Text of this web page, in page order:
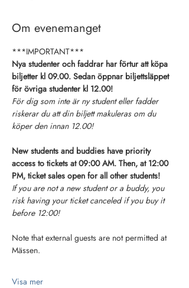
Om evenemanget
***IMPORTANT***
Nya studenter och faddrar har förtur att köpa
biljetter kl 09.00. Sedan öppnar biljettsläppet
för övriga studenter kl 12.00!
För dig som inte är ny student eller fadder
riskerar du att din biljett makuleras om du
köper den innan 12.00!
New students and buddies have priority
access to tickets at 09:00 AM. Then, at 12:00
PM, ticket sales open for all other students!
If you are not a new student or a buddy, you
risk having your ticket canceled if you buy it
before 12:00!
Note that external guests are not permitted at
Mässen.
Visa mer